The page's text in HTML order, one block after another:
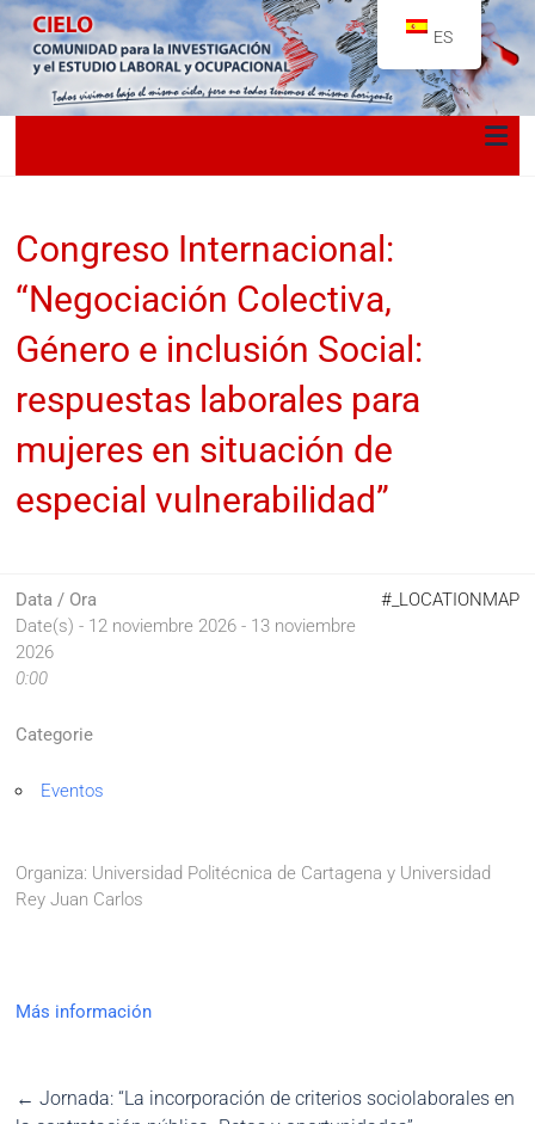
Congreso Internacional:
“Negociación Colectiva,
Género e inclusión Social:
respuestas laborales para
mujeres en situación de
especial vulnerabilidad”
#_LOCATIONMAP
Data / Ora
Date(s) - 12 noviembre 2026 - 13 noviembre
2026
0:00
Categorie
Eventos
Organiza: Universidad Politécnica de Cartagena y Universidad
Rey Juan Carlos
Más información
← Jornada: “La incorporación de criterios sociolaborales en
ES